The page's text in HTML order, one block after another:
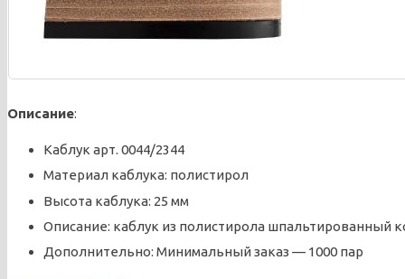
Описание:
Каблук арт. 0044/2344
Материал каблука: полистирол
Высота каблука: 25 мм
Описание: каблук из полистирола шпальтированный
Дополнительно: Минимальный заказ — 1000 пар